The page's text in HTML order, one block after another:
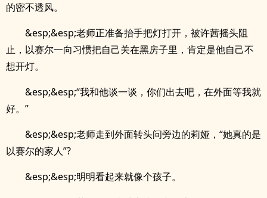
的密不透风。
&esp;&esp;老师正准备抬手把灯打开，被许茜摇头阻
止，以赛尔一向习惯把自己关在黑房子里，肯定是他自己不
想开灯。
&esp;&esp;“我和他谈一谈，你们出去吧，在外面等我就
好。”
&esp;&esp;老师走到外面转头问旁边的莉娅，“她真的是
以赛尔的家人”?
&esp;&esp;明明看起来就像个孩子。